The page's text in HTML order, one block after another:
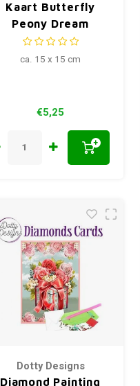
Kaart Butterfly
Peony Dream
ca. 15 x 15 cm
€5,25
+
Dotty Designs
Diamond Painting